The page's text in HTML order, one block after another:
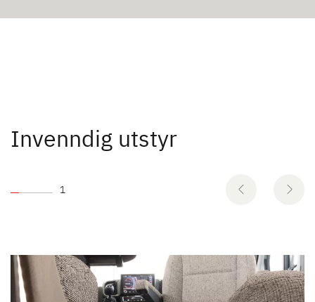
Invenndig utstyr
1